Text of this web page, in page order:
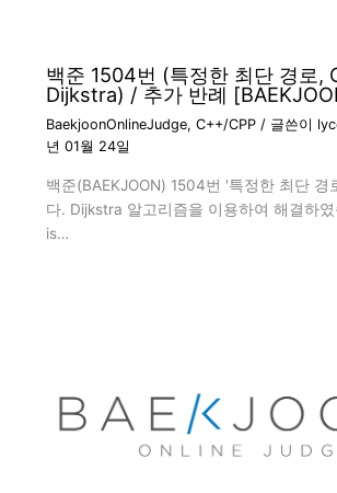
백준 1504번 (특정한 최단 경로,
Dijkstra) / 추가 반례
BaekjoonOnlineJudge, C++/CPP/ 글쓴이
년 01월 24일
백준(BAEKJOON) 1504번 '특정한 최단 경
다. Dijkstra 알고리즘을 이용하여 해결하
is…